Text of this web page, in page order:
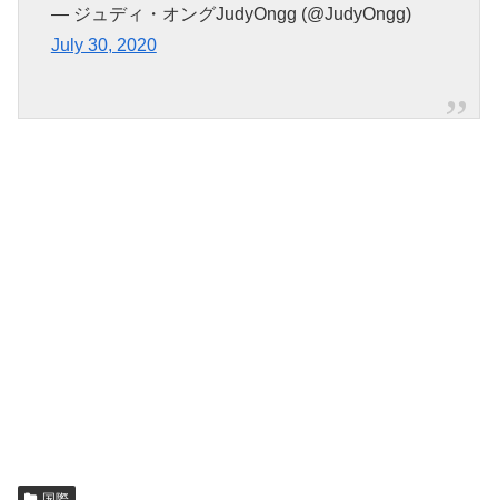
— ジュディ・オングJudyOngg (@JudyOngg)
July 30, 2020